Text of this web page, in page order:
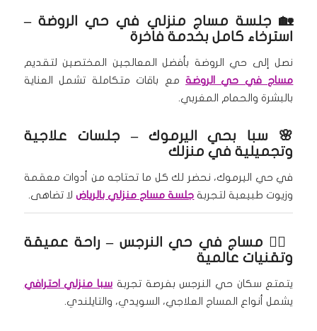
🏡 جلسة مساج منزلي في حي الروضة –
استرخاء كامل بخدمة فاخرة
نصل إلى حي الروضة بأفضل المعالجين المختصين لتقديم
مساج في حي الروضة مع باقات متكاملة تشمل العناية
بالبشرة والحمام المغربي.
🌸 سبا بحي اليرموك – جلسات علاجية
وتجميلية في منزلك
في حي اليرموك، نحضر لك كل ما تحتاجه من أدوات معقمة
وزيوت طبيعية لتجربة جلسة مساج منزلي بالرياضلا تضاهى.
💆‍♀️ مساج في حي النرجس – راحة عميقة
وتقنيات عالمية
يتمتع سكان حي النرجس بفرصة تجربة سبا منزلي احترافي
يشمل أنواع المساج العلاجي، السويدي، والتايلندي.